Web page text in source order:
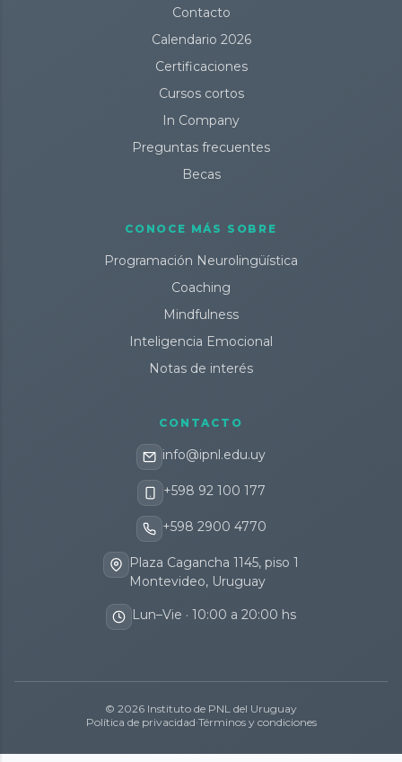
Contacto
Calendario 2026
Certificaciones
Cursos cortos
In Company
Preguntas frecuentes
Becas
CONOCE MÁS SOBRE
Programación Neurolingüística
Coaching
Mindfulness
Inteligencia Emocional
Notas de interés
CONTACTO
info@ipnl.edu.uy
+598 92 100 177
+598 2900 4770
Plaza Cagancha 1145, piso 1
Montevideo, Uruguay
Lun–Vie · 10:00 a 20:00 hs
© 2026 Instituto de PNL del Uruguay
Política de privacidad·Términos y condiciones